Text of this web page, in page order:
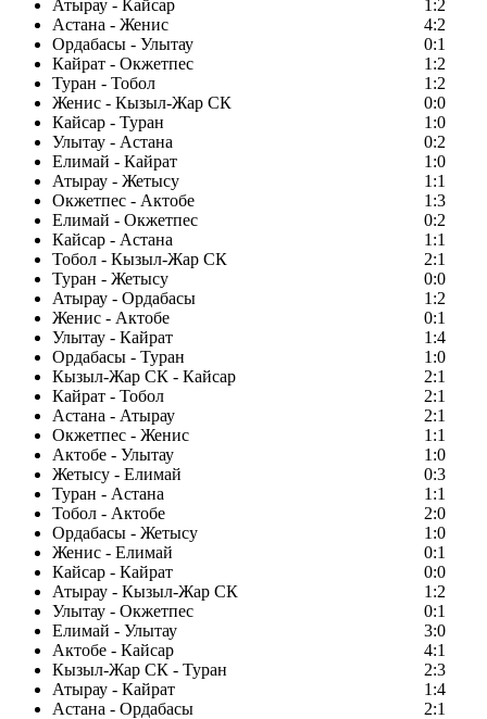
Атырау - Кайсар
1:2
Астана - Женис
4:2
Ордабасы - Улытау
0:1
Кайрат - Окжетпес
1:2
Туран - Тобол
1:2
Женис - Кызыл-Жар СК
0:0
Кайсар - Туран
1:0
Улытау - Астана
0:2
Елимай - Кайрат
1:0
Атырау - Жетысу
1:1
Окжетпес - Актобе
1:3
Елимай - Окжетпес
0:2
Кайсар - Астана
1:1
Тобол - Кызыл-Жар СК
2:1
Туран - Жетысу
0:0
Атырау - Ордабасы
1:2
Женис - Актобе
0:1
Улытау - Кайрат
1:4
Ордабасы - Туран
1:0
Кызыл-Жар СК - Кайсар
2:1
Кайрат - Тобол
2:1
Астана - Атырау
2:1
Окжетпес - Женис
1:1
Актобе - Улытау
1:0
Жетысу - Елимай
0:3
Туран - Астана
1:1
Тобол - Актобе
2:0
Ордабасы - Жетысу
1:0
Женис - Елимай
0:1
Кайсар - Кайрат
0:0
Атырау - Кызыл-Жар СК
1:2
Улытау - Окжетпес
0:1
Елимай - Улытау
3:0
Актобе - Кайсар
4:1
Кызыл-Жар СК - Туран
2:3
Атырау - Кайрат
1:4
Астана - Ордабасы
2:1